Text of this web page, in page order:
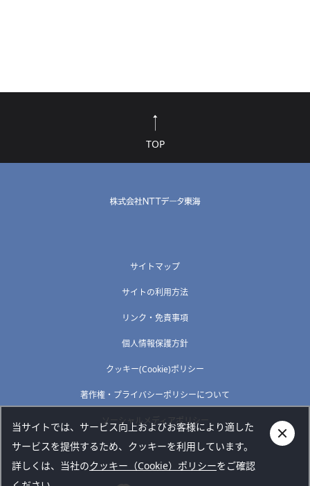
TOP
サイトマップ
サイトの利用方法
リンク・免責事項
個人情報保護方針
クッキー(Cookie)ポリシー
著作権・プライバシーポリシーについて
ソーシャルメディアポリシー
当サイトでは、サービス向上およびお客様により適した
サービスを提供するため、クッキーを利用しています。
詳しくは、当社のクッキー（Cookie）ポリシーをご確認